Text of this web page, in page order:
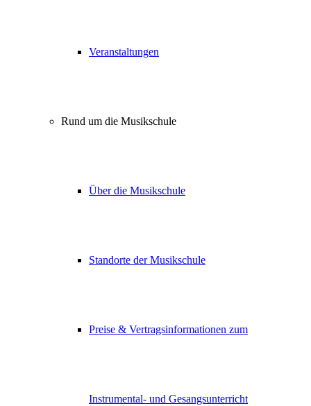
Veranstaltungen
Rund um die Musikschule
Über die Musikschule
Standorte der Musikschule
Preise & Vertragsinformationen zum
Instrumental- und Gesangsunterricht